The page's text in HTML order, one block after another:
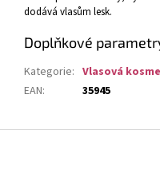
dodává vlasům lesk.
Doplňkové
Kategorie: Vlasová
EAN: 35945